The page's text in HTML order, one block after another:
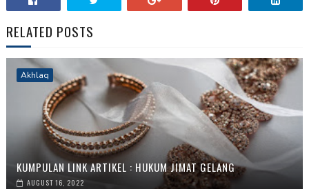
RELATED POSTS
Akhlaq
KUMPULAN LINK ARTIKEL : HUKUM JIMAT GELANG
AUGUST 16, 2022